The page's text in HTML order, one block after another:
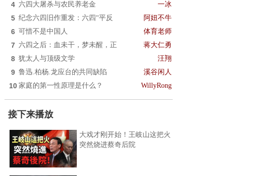
4 六四大屠杀与农民养老金 一冰
5 纪念六四旧作重发：六四“平反 阿妞不牛
6 可惜不是中国人 体育老师
7 六四之后：血未干，梦未醒，正 蒋大仁勇
8 犹太人与顶级文学 汪翔
9 鲁迅.柏杨.龙应台的共同缺陷 溪谷闲人
10 家庭的第一性原理是什么？ WillyRong
接下来播放
大戏才刚开始！王岐山这把火
突然烧进蔡奇后院